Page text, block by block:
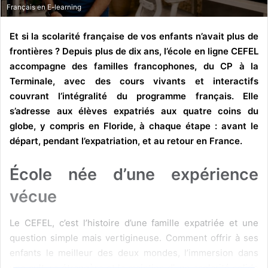
Français en E-learning
Et si la scolarité française de vos enfants n’avait plus de
frontières ? Depuis plus de dix ans, l’école en ligne CEFEL
accompagne des familles francophones, du CP à la
Terminale, avec des cours vivants et interactifs
couvrant l’intégralité du programme français. Elle
s’adresse aux élèves expatriés aux quatre coins du
globe, y compris en Floride, à chaque étape : avant le
départ, pendant l’expatriation, et au retour en France.
École née d’une expérience
vécue
Le CEFEL, c’est l’histoire d’une famille expatriée et une
question simple mais vertigineuse. Comment offrir à ses
enfants le meilleur des deux mondes, l’immersion dans